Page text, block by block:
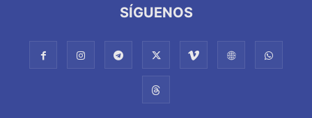
SÍGUENOS